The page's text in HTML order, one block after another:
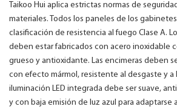
Taikoo Hui aplica estrictas normas de
materiales. Todos los paneles de los
clasificación de resistencia al fuego Clase A.
deben estar fabricados con acero inoxidable
grueso y antioxidante. Las encimeras deben
con efecto mármol, resistente al desgaste y a
iluminación LED integrada debe ser suave,
y con baja emisión de luz azul para adaptarse